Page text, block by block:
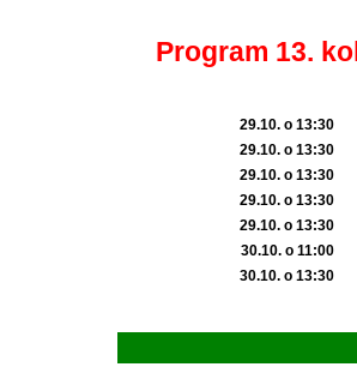
Program 13.
29.10. o 13:30
29.10. o 13:30
29.10. o 13:30
29.10. o 13:30
29.10. o 13:30
30.10. o 11:00
30.10. o 13:30